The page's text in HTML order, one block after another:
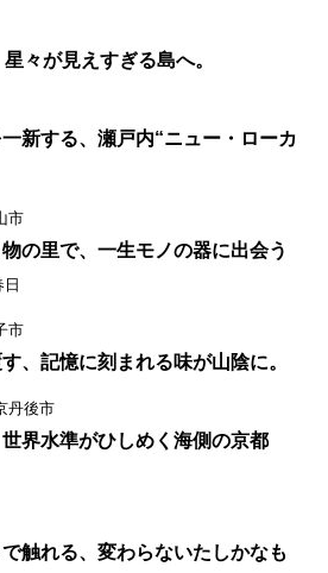
々が見えすぎる島へ。
新する、瀬戸内“ニュー・ローカ
市
の里で、一生モノの器に出会う
市
、記憶に刻まれる味が山陰に。
丹後市
界水準がひしめく海側の京都
触れる、変わらないたしかなも